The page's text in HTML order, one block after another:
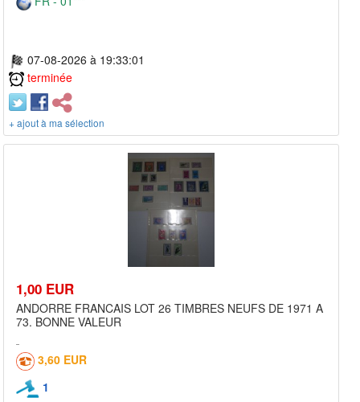
07-08-2026 à 19:33:01
terminée
+ ajout à ma sélection
1,00 EUR
ANDORRE FRANCAIS LOT 26 TIMBRES NEUFS DE 1971 A
73. BONNE VALEUR
3,60 EUR
1